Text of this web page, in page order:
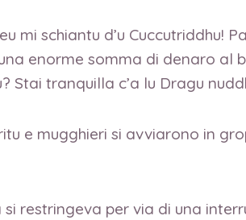
schiantu d’u Cuccutriddhu!
enorme somma di denaro al
Stai tranquilla c’a lu Dragu
e mugghieri si avviarono in
restringeva per via di una